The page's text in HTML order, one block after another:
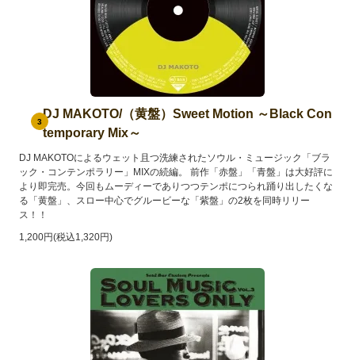
3
DJ MAKOTO/（黄盤）Sweet Motion ～Black Con
temporary Mix～
DJ MAKOTOによるウェット且つ洗練されたソウル・ミュージック「ブラ
ック・コンテンポラリー」MIXの続編。 前作「赤盤」「青盤」は大好評に
より即完売。今回もムーディーでありつつテンポにつられ踊り出したくな
る「黄盤」、スロー中心でグルービーな「紫盤」の2枚を同時リリー
ス！！
1,200円(税込1,320円)